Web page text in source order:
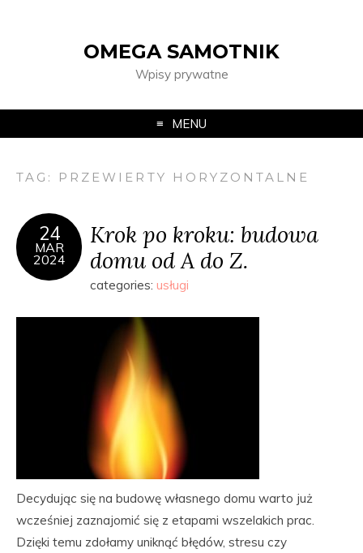
OMEGA SAMOTNIK
Wpisy prywatne
MENU
TAG: PRZEWIERTY HORYZONTALNE
24
MAR
2024
Krok po kroku: budowa
domu od A do Z.
categories: usługi
Decydując się na budowę własnego domu warto już
wcześniej zaznajomić się z etapami wszelakich prac.
Dzięki temu zdołamy uniknąć błędów, stresu czy